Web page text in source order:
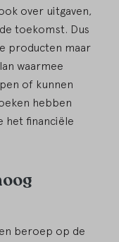
over uitgaven,
toekomst. Dus
producten maar
waarmee
of kunnen
hebben
het financiële
beroep op de